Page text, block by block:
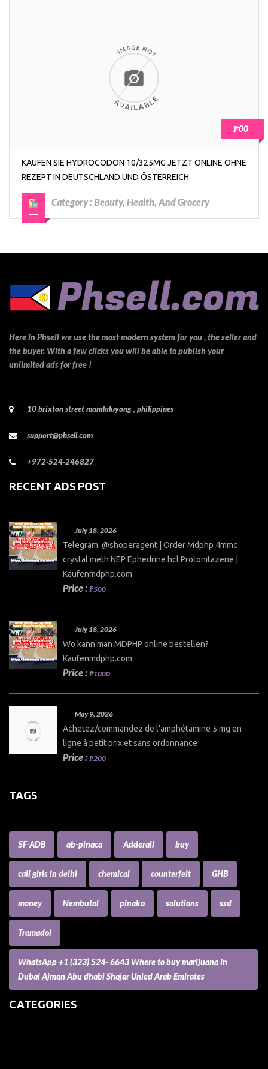
₱00
KAUFEN SIE HYDROCODON 10/325MG JETZT ONLINE OHNE
REZEPT IN DEUTSCHLAND UND ÖSTERREICH.
Category :Beauty, Health, And Grocery
Here in Phsell we use the most modern system for you , the seller and
the buyer. With a few clicks you will be able to publish your
unlimited ads for free !
10 brixton street mandaluyong , philippines
support@phsell.com
+972-524-246827
RECENT ADS POST
July 18, 2026
Telegram: @shoperagent | Order Mdphp 4mmc
crystal meth NEP Ephedrine hcl Protonitazene |
Kaufenmdphp.com
Price : ₱500
July 18, 2026
Wo kann man MDPHP online bestellen?
Kaufenmdphp.com
Price : ₱1000
May 9, 2026
Achetez/commandez de l'amphétamine 5 mg en
ligne à petit prix et sans ordonnance
Price : ₱200
TAGS
5F-ADB ab-pinaca Adderall buy
call girls in delhi chemical counterfeit GHB
money Nembutal pinaka solutions ssd
Tramadol
WhatsApp +1 (323) 524- 6643 Where to buy marijuana in
Dubai Ajman Abu dhabi Shajar Unied Arab Emirates
CATEGORIES